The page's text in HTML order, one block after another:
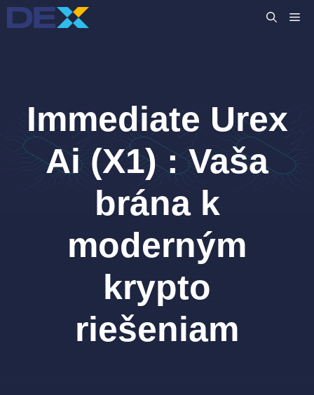
Preskočiť
na
Immediate Urex
Ai (X1) : Vaša
brána k
moderným
krypto
riešeniam